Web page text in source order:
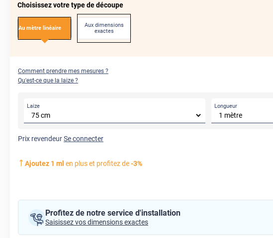
Choisissez votre type de découpe
Au mètre linéaire
Aux dimensions
exactes
Comment prendre mes mesures ?
Qu'est-ce que la laize ?
Laize Longueur
Prix revendeurSe connecter
Ajoutez 1 ml en plus et profitez de-3%
Profitez de notre service d'installation
Saisissez vos dimensions exactes